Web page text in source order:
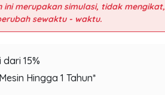
ini merupakan simulasi, tidak mengikat,
dari 15%
Hingga 1 Tahun*